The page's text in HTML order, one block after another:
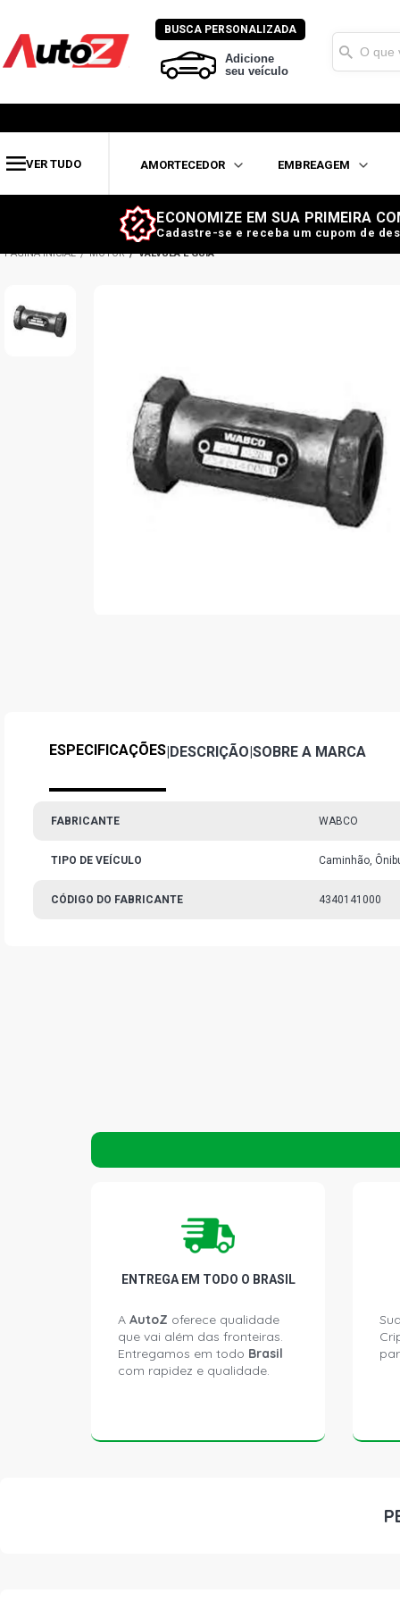
BUSCA PERSONALIZADA
Adicione
seu veículo
VER TUDO AMORTECEDOR EMBREAGEM
ECONOMIZE EM SUA PRIMEIRA
Cadastre-se e receba um cupom de
MOTOR VÁLVULA E GUIA
ESPECIFICAÇÕES|DESCRIÇÃO|SOBRE A MARCA
FABRICANTE WABCO
TIPO DE VEÍCULO Caminhão,
CÓDIGO DO FABRICANTE 4340141000
ENTREGA EM TODO O BRASIL
A AutoZ oferece qualidade
que vai além das fronteiras.
Entregamos em todo Brasil
com rapidez e qualidade.